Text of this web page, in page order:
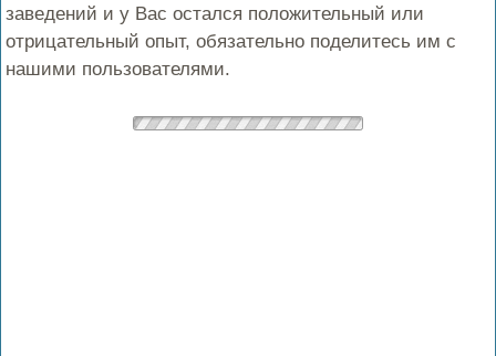
заведений и у Вас остался положительный или
отрицательный опыт, обязательно поделитесь им с
нашими пользователями.